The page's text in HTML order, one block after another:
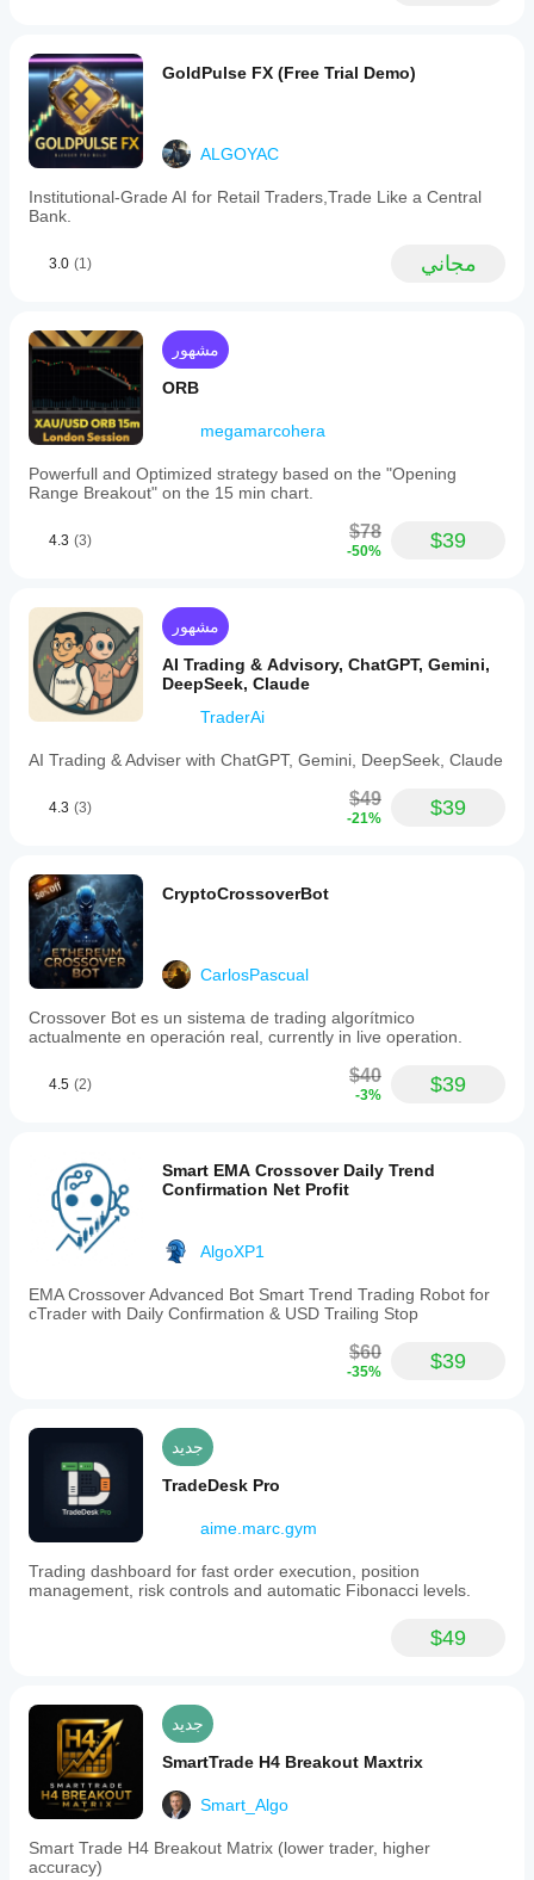
GoldPulse FX (Free Trial Demo)
ALGOYAC
Institutional-Grade AI for Retail Traders,Trade Like a Central
Bank.
3.0 (1) مجاني
مشهور
ORB
megamarcohera
Powerfull and Optimized strategy based on the "Opening
Range Breakout" on the 15 min chart.
4.3 (3) $78
-50% $39
مشهور
AI Trading & Advisory, ChatGPT, Gemini,
DeepSeek, Claude
TraderAi
AI Trading & Adviser with ChatGPT, Gemini, DeepSeek, Claude
4.3 (3) $49
-21% $39
CryptoCrossoverBot
CarlosPascual
Crossover Bot es un sistema de trading algorítmico
actualmente en operación real, currently in live operation.
4.5 (2) $40
-3% $39
Smart EMA Crossover Daily Trend
Confirmation Net Profit
AlgoXP1
EMA Crossover Advanced Bot Smart Trend Trading Robot for
cTrader with Daily Confirmation & USD Trailing Stop
$60
-35% $39
جديد
TradeDesk Pro
aime.marc.gym
Trading dashboard for fast order execution, position
management, risk controls and automatic Fibonacci levels.
$49
جديد
SmartTrade H4 Breakout Maxtrix
Smart_Algo
Smart Trade H4 Breakout Matrix (lower trader, higher
accuracy)